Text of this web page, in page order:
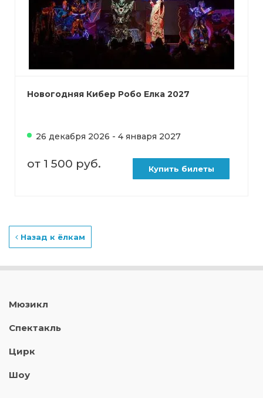
Новогодняя Кибер Робо Елка 2027
26 декабря 2026 - 4 января 2027
от 1 500 руб. Купить билеты
Назад к ёлкам
Мюзикл
Спектакль
Цирк
Шоу